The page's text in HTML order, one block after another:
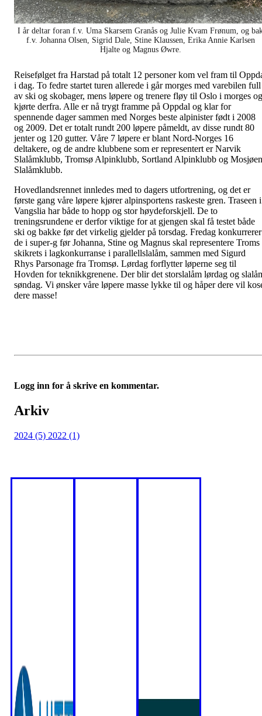
I år deltar foran f.v. Uma Skarsem Granås og Julie Kvam Frønum, og
f.v. Johanna Olsen, Sigrid Dale, Stine Klaussen, Erika Annie Karlsen
Hjalte og Magnus Øwre.
Reisefølget fra Harstad på totalt 12 personer kom vel fram til
i dag. To fedre startet turen allerede i går morges med varebilen full
av ski og skobager, mens løpere og trenere fløy til Oslo i morges og
kjørte derfra. Alle er nå trygt framme på Oppdal og klar for
spennende dager sammen med Norges beste alpinister født i 2008
og 2009. Det er totalt rundt 200 løpere påmeldt, av disse rundt 80
jenter og 120 gutter. Våre 7 løpere er blant Nord-Norges 16
deltakere, og de andre klubbene som er representert er Narvik
Slalåmklubb, Tromsø Alpinklubb, Sortland Alpinklubb og Mosjøen
Slalåmklubb.
Hovedlandsrennet innledes med to dagers utfortrening, og det er
første gang våre løpere kjører alpinsportens raskeste gren. Traseen i
Vangslia har både to hopp og stor høydeforskjell. De to
treningsrundene er derfor viktige for at gjengen skal få testet både
ski og bakke før det virkelig gjelder på torsdag. Fredag konkurrerer
de i super-g før Johanna, Stine og Magnus skal representere Troms
skikrets i lagkonkurranse i parallellslalåm, sammen med Sigurd
Rhys Parsonage fra Tromsø. Lørdag forflytter løperne seg til
Hovden for teknikkgrenene. Der blir det storslalåm lørdag og
søndag. Vi ønsker våre løpere masse lykke til og håper dere vil
dere masse!
Logg inn for å skrive en kommentar.
Arkiv
2024 (5) 2022 (1)